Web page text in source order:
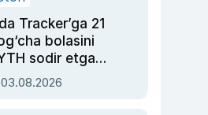
Tracker’ga 21
bolasini
sodir etgan
hukmi o‘qildi